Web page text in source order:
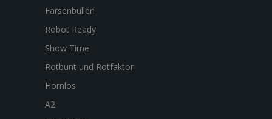
Färsenbullen
Robot Ready
Show Time
Rotbunt und Rotfaktor
Hornlos
A2